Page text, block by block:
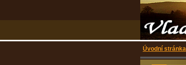
Úvodní stránka